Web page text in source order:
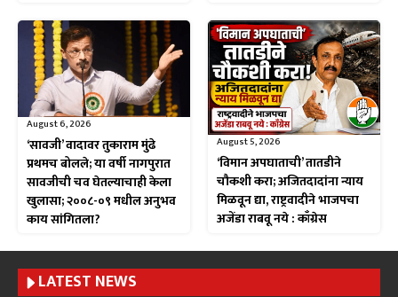
August 6, 2026
‘सावजी’ वादावर तुकाराम मुंढे
प्रथमच बोलले; या वर्षी नागपुरात
सावजीची चव घेतल्याचाही केला
खुलासा; २००८-०९ मधील अनुभव
काय सांगितला?
August 5, 2026
‘विमान अपघाताची’ तातडीने
चौकशी करा; अजितदादांना न्याय
मिळवून द्या, राष्ट्रवादीने भाजपचा
अजेंडा राबवू नये : काँग्रेस
LATEST NEWS